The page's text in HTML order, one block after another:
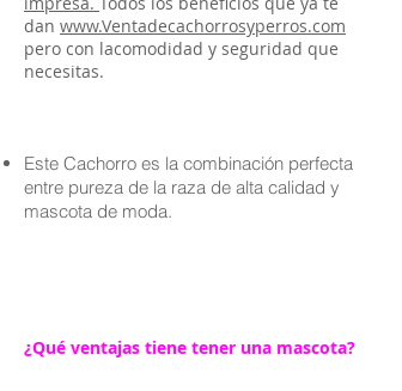
dan www.Ventadecachorrosyperros.com
pero con lacomodidad y seguridad que
necesitas.
Este Cachorro es la combinación perfecta
entre pureza de la raza de alta calidad y
mascota de moda.
¿Qué ventajas tiene tener una mascota?